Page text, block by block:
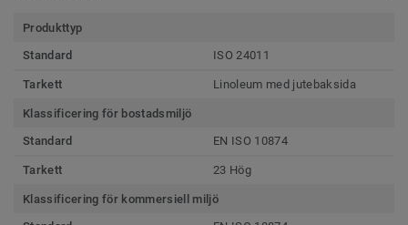
Produkttyp
Standard
ISO 24011
Tarkett Linoleum med jutebaksida
Klassificering för bostadsmiljö
Standard
EN ISO 10874
Tarkett 23 Hög
Klassificering för kommersiell miljö